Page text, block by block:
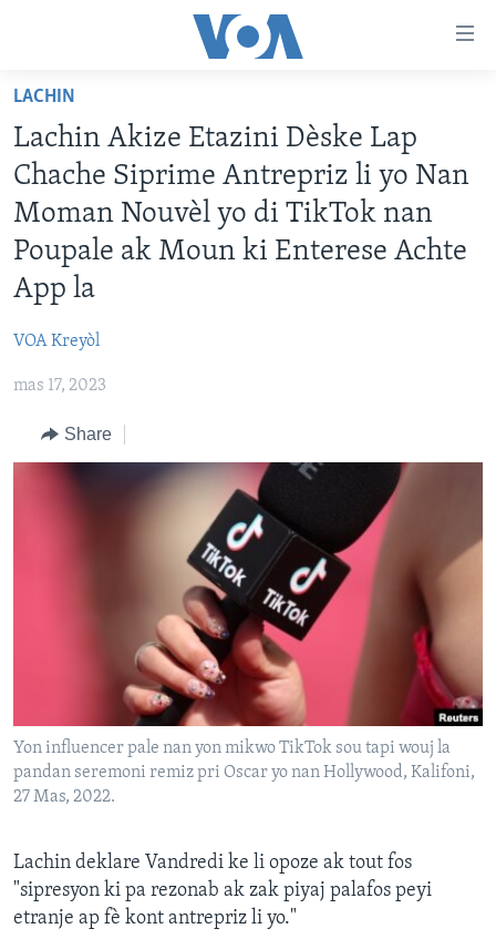
Skip
main
content
Skip
to
main
Navigation
Skip
to
AYITI
LÈZETAZINI
AMERIK LATIN
ENTÈNASYONAL
VIDEO
Learning English
SUIV NOU
LACHIN
Lachin Akize Etazini Dèske Lap
Chache Siprime Antrepriz li yo Nan
Moman Nouvèl yo di TikTok nan
Poupale ak Moun ki Enterese Achte
App la
VOA Kreyòl
mas 17, 2023
Share
Yon influencer pale nan yon mikwo TikTok sou tapi wouj la
pandan seremoni remiz pri Oscar yo nan Hollywood, Kalifoni,
27 Mas, 2022.
Lachin deklare Vandredi ke li opoze ak tout fos
"sipresyon ki pa rezonab ak zak piyaj palafos peyi
etranje ap fè kont antrepriz li yo."